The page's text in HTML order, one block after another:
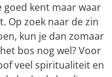
goed kent maar waar
Op zoek naar de zin
kun je dan zomaar
bos nog wel? Voor
veel spiritualiteit en